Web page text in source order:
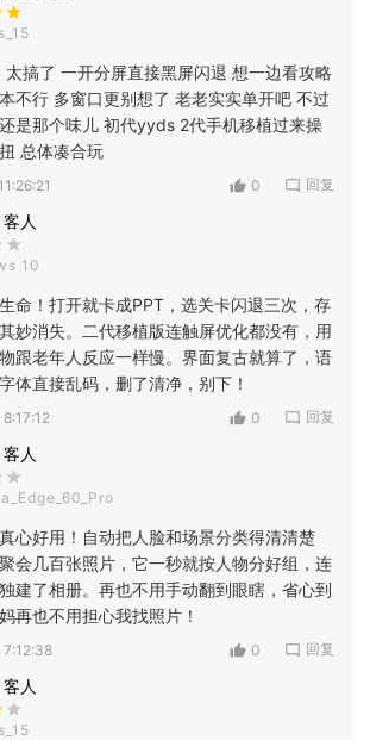
搞了 一开分屏直接黑屏闪退 想一边看攻略
不行 多窗口更别想了 老老实实单开吧 不过
是那个味儿 初代yyds 2代手机移植过来操
总体凑合玩
0 回复
人
10
命！打开就卡成PPT，选关卡闪退三次，存
妙消失。二代移植版连触屏优化都没有，用
跟老年人反应一样慢。界面复古就算了，语
体直接乱码，删了清净，别下！
0 回复
人
心好用！自动把人脸和场景分类得清清楚
会几百张照片，它一秒就按人物分好组，连
建了相册。再也不用手动翻到眼瞎，省心到
再也不用担心我找照片！
0 回复
人